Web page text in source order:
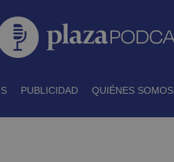
PUBLICIDAD QUIÉNES SOMOS